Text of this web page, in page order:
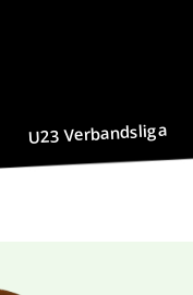
U23 Verbandsliga